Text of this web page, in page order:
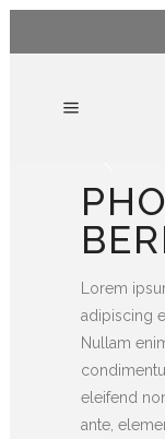
Lorem
adipiscing
Nullam
eleifend
ante,